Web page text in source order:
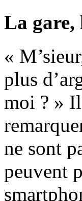
La gare,
«
plus
moi ? »
ne sont
peuvent